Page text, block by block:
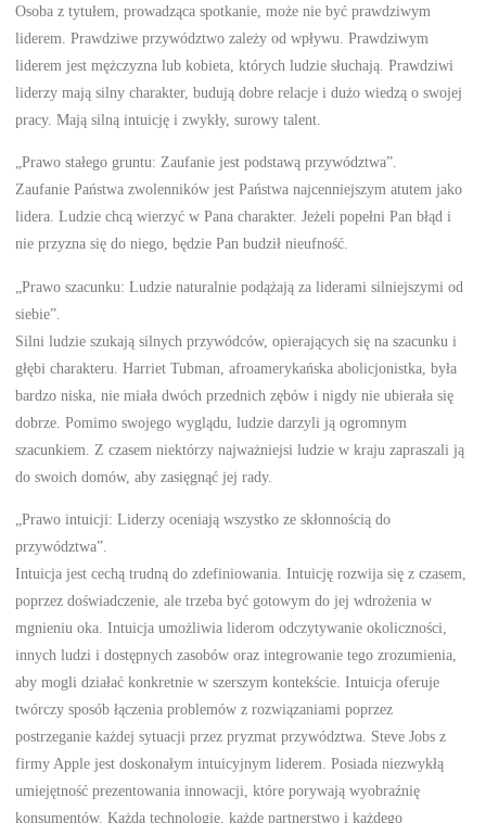
Osoba z tytułem, prowadząca spotkanie, może nie być prawdziwym
liderem. Prawdziwe przywództwo zależy od wpływu. Prawdziwym
liderem jest mężczyzna lub kobieta, których ludzie słuchają. Prawdziwi
liderzy mają silny charakter, budują dobre relacje i dużo wiedzą o swojej
pracy. Mają silną intuicję i zwykły, surowy talent.
„Prawo stałego gruntu: Zaufanie jest podstawą przywództwa”.
Zaufanie Państwa zwolenników jest Państwa najcenniejszym atutem jako
lidera. Ludzie chcą wierzyć w Pana charakter. Jeżeli popełni Pan błąd i
nie przyzna się do niego, będzie Pan budził nieufność.
„Prawo szacunku: Ludzie naturalnie podążają za liderami silniejszymi od
siebie”.
Silni ludzie szukają silnych przywódców, opierających się na szacunku i
głębi charakteru. Harriet Tubman, afroamerykańska abolicjonistka, była
bardzo niska, nie miała dwóch przednich zębów i nigdy nie ubierała się
dobrze. Pomimo swojego wyglądu, ludzie darzyli ją ogromnym
szacunkiem. Z czasem niektórzy najważniejsi ludzie w kraju zapraszali ją
do swoich domów, aby zasięgnąć jej rady.
„Prawo intuicji: Liderzy oceniają wszystko ze skłonnością do
przywództwa”.
Intuicja jest cechą trudną do zdefiniowania. Intuicję rozwija się z czasem,
poprzez doświadczenie, ale trzeba być gotowym do jej wdrożenia w
mgnieniu oka. Intuicja umożliwia liderom odczytywanie okoliczności,
innych ludzi i dostępnych zasobów oraz integrowanie tego zrozumienia,
aby mogli działać konkretnie w szerszym kontekście. Intuicja oferuje
twórczy sposób łączenia problemów z rozwiązaniami poprzez
postrzeganie każdej sytuacji przez pryzmat przywództwa. Steve Jobs z
firmy Apple jest doskonałym intuicyjnym liderem. Posiada niezwykłą
umiejętność prezentowania innowacji, które porywają wyobraźnię
konsumentów. Każdą technologię, każde partnerstwo i każdego